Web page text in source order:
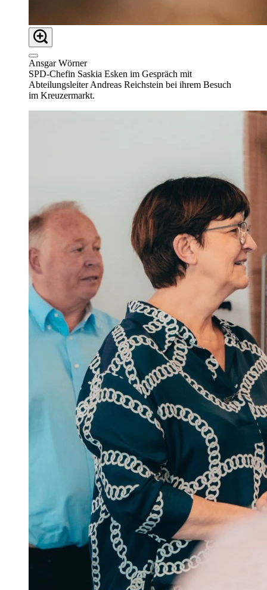
Ansgar Wörner
SPD-Chefin Saskia Esken im Gespräch mit
Abteilungsleiter Andreas Reichstein bei ihrem Besuch
im Kreuzermarkt.